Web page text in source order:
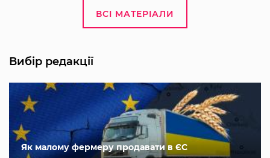
ВСІ МАТЕРІАЛИ
Вибір редакції
Як малому фермеру продавати в ЄС